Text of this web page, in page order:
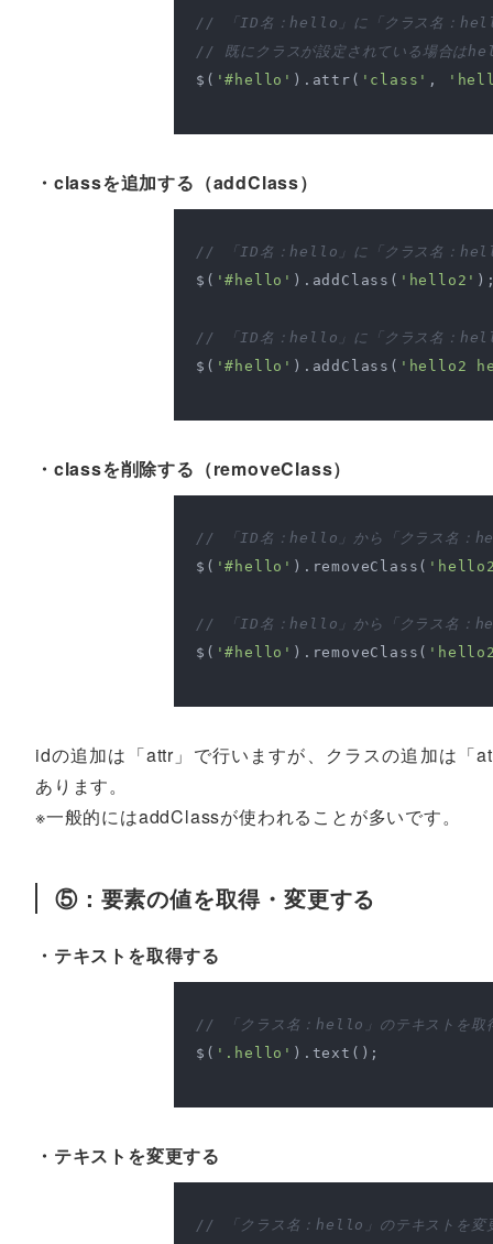
// 「ID名：hello」に「クラス名：
// 既にクラスが設定されている場合は
$( '#hello' ).attr( 'class' ,
・classを追加する（addClass）
// 「ID名：hello」に「クラス名：
$( '#hello' ).addClass( 'hello2'
// 「ID名：hello」に「クラス名：
$( '#hello' ).addClass( 'hello2
・classを削除する（removeClass）
// 「ID名：hello」から「クラス名：
$( '#hello' ).removeClass(
// 「ID名：hello」から「クラス名：
$( '#hello' ).removeClass(
idの追加は「attr」で行いますが、クラスの追加は「
あります。
※一般的にはaddClassが使われることが多いです。
⑤：要素の値を取得・変更する
・テキストを取得する
// 「クラス名：hello」のテキストを取
$( '.hello' ).text();
・テキストを変更する
// 「クラス名：hello」のテキストを変